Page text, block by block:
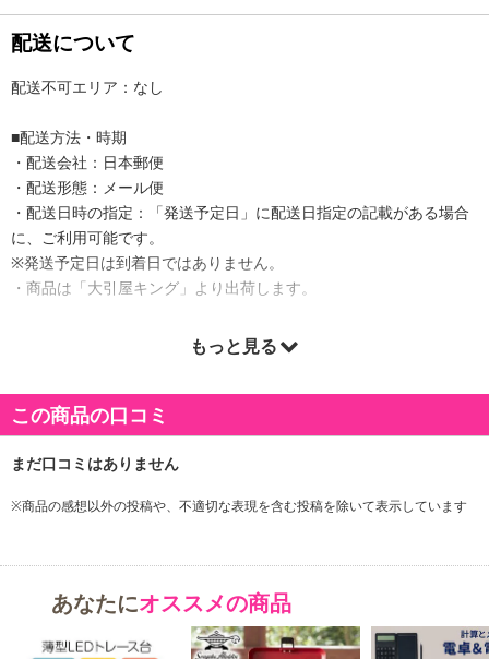
配送について
配送不可エリア：なし
■配送方法・時期
・配送会社：日本郵便
・配送形態：メール便
・配送日時の指定：「発送予定日」に配送日指定の記載がある場合
に、ご利用可能です。
※発送予定日は到着日ではありません。
・商品は「大引屋キング」より出荷します。
もっと見る
この商品の口コミ
※商品の感想以外の投稿や、不適切な表現を含む投稿を除いて表示しています
あなたにオススメの商品